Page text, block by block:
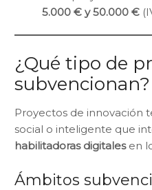
5.000 € y 50.000 €
¿Qué tipo de
subvencionan?
Proyectos de innovación
social o inteligente que
habilitadoras digitalesen
Ámbitos